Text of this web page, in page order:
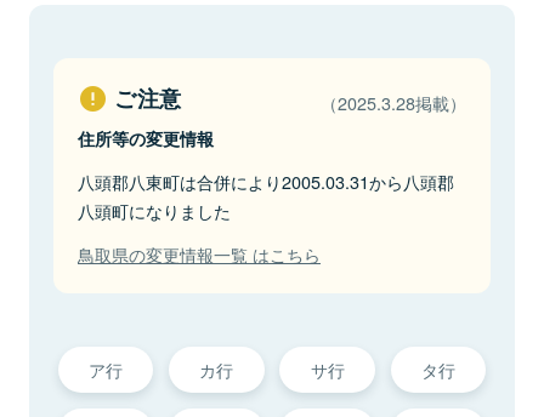
ご注意 （2025.3.28掲載）
住所等の変更情報
八頭郡八東町は合併により2005.03.31から八頭郡
八頭町になりました
鳥取県の変更情報一覧 はこちら
ア行 カ行 サ行 タ行